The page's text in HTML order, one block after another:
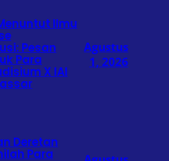
Ilmu
Pesan
Para
X IAI
Agustus
1, 2026
Deretan
Para